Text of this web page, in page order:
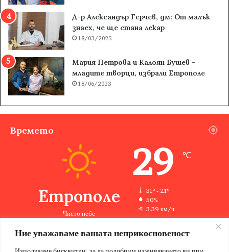
Ние уважаваме вашата неприкосновеност
Д-р Александър Герчев, дм: От малък
знаех, че ще стана лекар
18/03/2025
Мария Петрова и Калоян Бушев –
младите творци, избрали Етрополе
18/06/2023
Времето
Етрополе
Чисто небе
29 ℃
31º - 21º
50%
3.39 км/ч